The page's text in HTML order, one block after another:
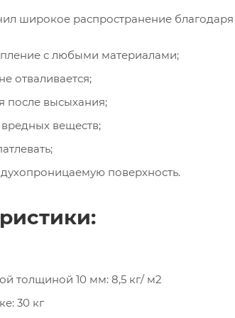
широкое распространение
с любыми материалами;
отваливается;
после высыхания;
веществ;
поверхность.
толщиной 10 мм: 8,5 кг/ м2
30 кг